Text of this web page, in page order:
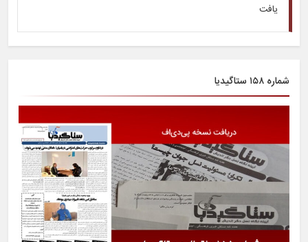
یافت
شماره ۱۵۸ ستاگیدیا